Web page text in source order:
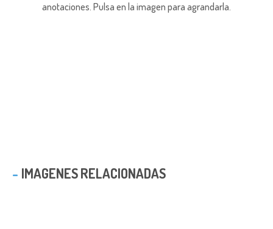
anotaciones. Pulsa en la imagen para agrandarla.
IMAGENES RELACIONADAS